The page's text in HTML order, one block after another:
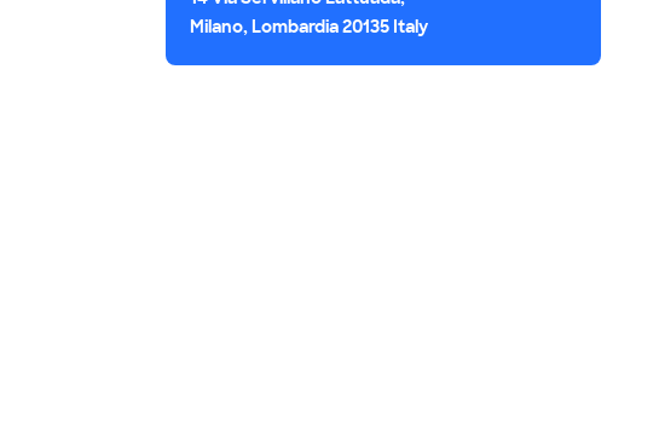
Milano, Lombardia 20135 Italy